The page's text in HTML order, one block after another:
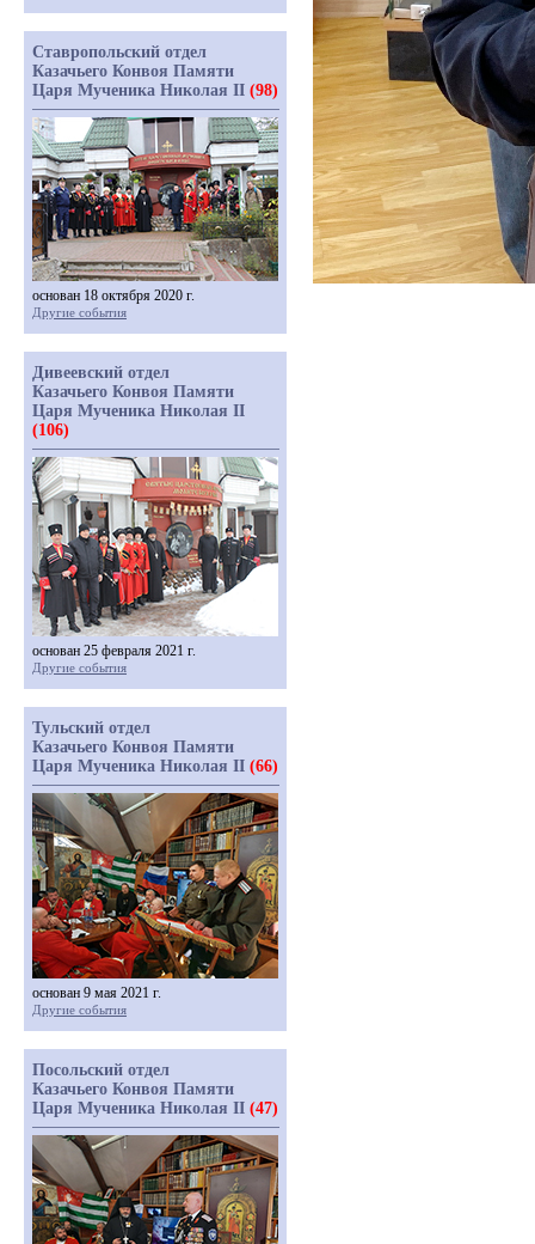
Ставропольский отдел
Казачьего Конвоя Памяти
Царя Мученика Николая II (98)
основан 18 октября 2020 г.
Другие события
Дивеевский отдел
Казачьего Конвоя Памяти
Царя Мученика Николая II
(106)
основан 25 февраля 2021 г.
Другие события
Тульский отдел
Казачьего Конвоя Памяти
Царя Мученика Николая II (66)
основан 9 мая 2021 г.
Другие события
Посольский отдел
Казачьего Конвоя Памяти
Царя Мученика Николая II (47)